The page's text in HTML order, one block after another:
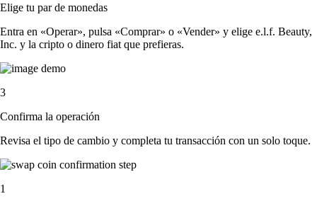
Elige tu par de monedas
Entra en «Operar», pulsa «Comprar» o «Vender» y elige e.l.f. Beauty,
Inc. y la cripto o dinero fiat que prefieras.
3
Confirma la operación
Revisa el tipo de cambio y completa tu transacción con un solo toque.
1